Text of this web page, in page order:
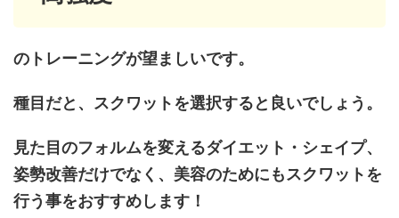
のトレーニングが望ましいです。
種目だと、スクワットを選択すると良いでしょう。
見た目のフォルムを変えるダイエット・シェイプ、
姿勢改善だけでなく、美容のためにもスクワットを
行う事をおすすめします！